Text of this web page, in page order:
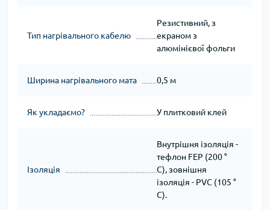
Тип нагрівального кабелю
Резистивний, з
екраном з
алюмінієвої фольги
Ширина нагрівального мата 0,5 м
Як укладаємо? У плитковий клей
Ізоляція
Внутрішня ізоляція -
тефлон FEP (200 °
C), зовнішня
ізоляція - PVC (105 °
C).